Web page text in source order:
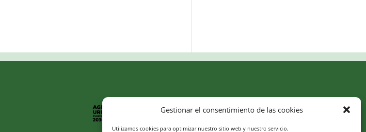
Gestionar el consentimiento de las cookies
Utilizamos cookies para optimizar nuestro sitio web y nuestro servicio.
SÍGUENOS